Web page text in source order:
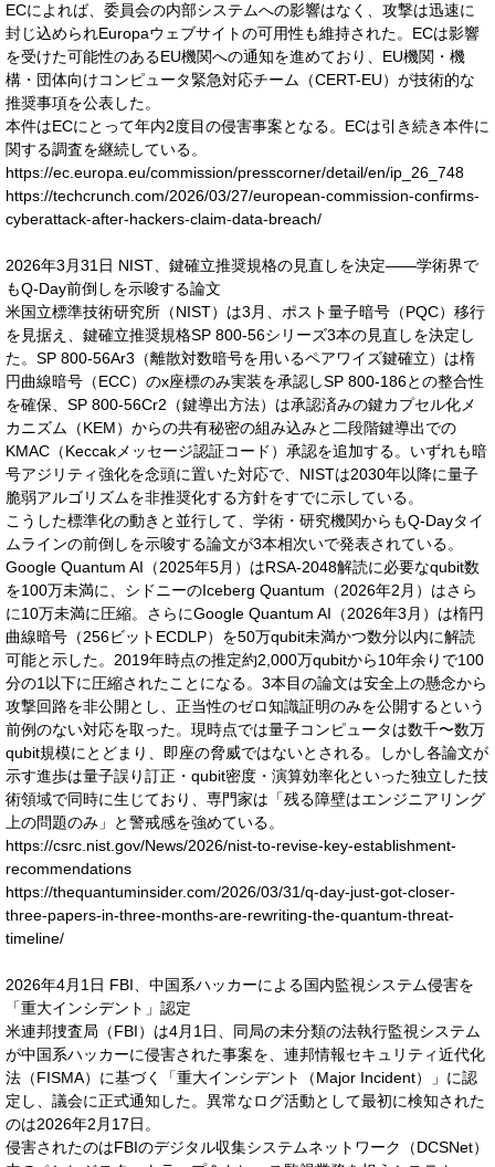
ECによれば、委員会の内部システムへの影響はなく、攻撃は迅速に
封じ込められEuropaウェブサイトの可用性も維持された。ECは影響
を受けた可能性のあるEU機関への通知を進めており、EU機関・機
構・団体向けコンピュータ緊急対応チーム（CERT-EU）が技術的な
推奨事項を公表した。
本件はECにとって年内2度目の侵害事案となる。ECは引き続き本件に
関する調査を継続している。
https://ec.europa.eu/commission/presscorner/detail/en/ip_26_748
https://techcrunch.com/2026/03/27/european-commission-confirms-
cyberattack-after-hackers-claim-data-breach/
2026年3月31日 NIST、鍵確立推奨規格の見直しを決定——学術界で
もQ-Day前倒しを示唆する論文
米国立標準技術研究所（NIST）は3月、ポスト量子暗号（PQC）移行
を見据え、鍵確立推奨規格SP 800-56シリーズ3本の見直しを決定し
た。SP 800-56Ar3（離散対数暗号を用いるペアワイズ鍵確立）は楕
円曲線暗号（ECC）のx座標のみ実装を承認しSP 800-186との整合性
を確保、SP 800-56Cr2（鍵導出方法）は承認済みの鍵カプセル化メ
カニズム（KEM）からの共有秘密の組み込みと二段階鍵導出での
KMAC（Keccakメッセージ認証コード）承認を追加する。いずれも暗
号アジリティ強化を念頭に置いた対応で、NISTは2030年以降に量子
脆弱アルゴリズムを非推奨化する方針をすでに示している。
こうした標準化の動きと並行して、学術・研究機関からもQ-Dayタイ
ムラインの前倒しを示唆する論文が3本相次いで発表されている。
Google Quantum AI（2025年5月）はRSA-2048解読に必要なqubit数
を100万未満に、シドニーのIceberg Quantum（2026年2月）はさら
に10万未満に圧縮。さらにGoogle Quantum AI（2026年3月）は楕円
曲線暗号（256ビットECDLP）を50万qubit未満かつ数分以内に解読
可能と示した。2019年時点の推定約2,000万qubitから10年余りで100
分の1以下に圧縮されたことになる。3本目の論文は安全上の懸念から
攻撃回路を非公開とし、正当性のゼロ知識証明のみを公開するという
前例のない対応を取った。現時点では量子コンピュータは数千〜数万
qubit規模にとどまり、即座の脅威ではないとされる。しかし各論文が
示す進歩は量子誤り訂正・qubit密度・演算効率化といった独立した技
術領域で同時に生じており、専門家は「残る障壁はエンジニアリング
上の問題のみ」と警戒感を強めている。
https://csrc.nist.gov/News/2026/nist-to-revise-key-establishment-
recommendations
https://thequantuminsider.com/2026/03/31/q-day-just-got-closer-
three-papers-in-three-months-are-rewriting-the-quantum-threat-
timeline/
2026年4月1日 FBI、中国系ハッカーによる国内監視システム侵害を
「重大インシデント」認定
米連邦捜査局（FBI）は4月1日、同局の未分類の法執行監視システム
が中国系ハッカーに侵害された事案を、連邦情報セキュリティ近代化
法（FISMA）に基づく「重大インシデント（Major Incident）」に認
定し、議会に正式通知した。異常なログ活動として最初に検知された
のは2026年2月17日。
侵害されたのはFBIのデジタル収集システムネットワーク（DCSNet）